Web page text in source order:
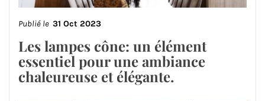
Publié le 31 Oct 2023
Les lampes cône: un élément
essentiel pour une ambiance
chaleureuse et élégante.